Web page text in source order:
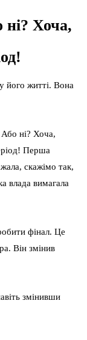
Хоча,
житті. Вона
ні? Хоча,
Перша
скажімо так,
влада вимагала
фінал. Це
Він змінив
змінивши